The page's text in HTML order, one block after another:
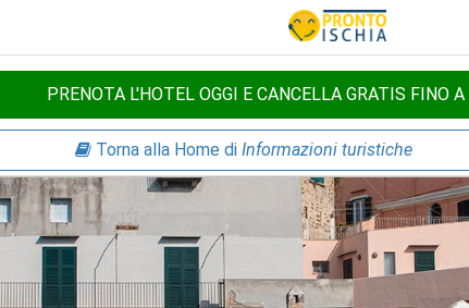
PRENOTA L'HOTEL OGGI E CANCELLA GRATIS FINO
Torna alla Home diInformazioni turistiche